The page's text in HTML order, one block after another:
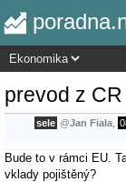
prevod z
sele @Jan Fiala
Bude to v rámci EU.
vklady pojištěný?